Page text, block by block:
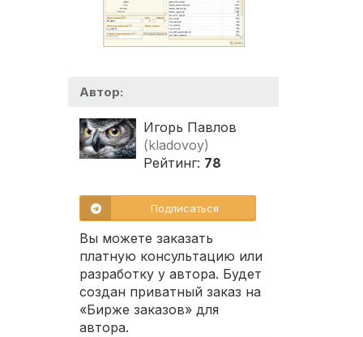
Автор:
Игорь Павлов
(kladovoy)
Рейтинг: 78
Подписаться
Вы можете заказать
платную консультацию или
разработку у автора. Будет
создан приватный заказ на
«Бирже заказов» для
автора.